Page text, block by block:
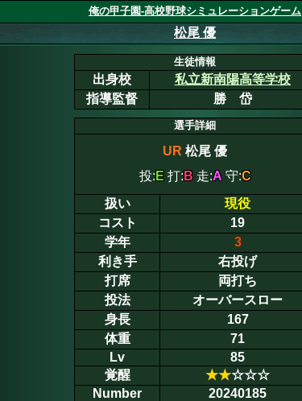
俺の甲子園-高校野球シミュレーションゲーム
松尾 優
生徒情報
出身校
私立新南陽高等学校
指導監督
勝 岱
選手詳細
UR 松尾 優
投: E打: B走:A守:C
扱い
現役
コスト
19
学年
3
利き手
右投げ
打席
両打ち
投法
オーバースロー
身長
167
体重
71
Lv
85
覚醒
★★☆☆☆
Number
20240185